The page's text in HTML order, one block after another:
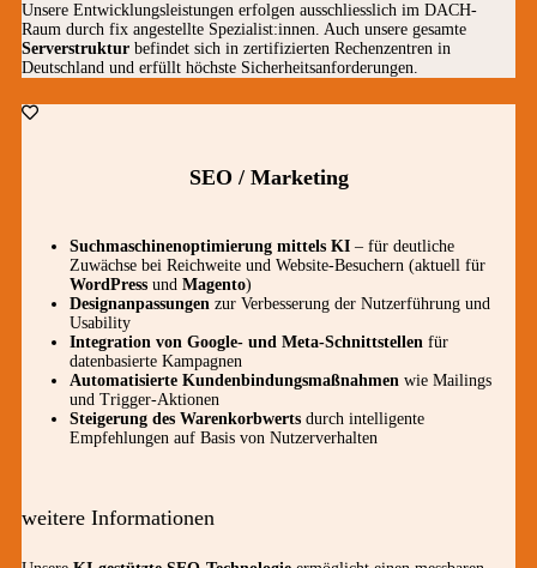
Unsere Entwicklungsleistungen erfolgen ausschliesslich im DACH-
Raum durch fix angestellte Spezialist:innen. Auch unsere gesamte
Serverstruktur befindet sich in zertifizierten Rechenzentren in
Deutschland und erfüllt höchste Sicherheitsanforderungen.
SEO / Marketing
Suchmaschinenoptimierung mittels KI – für deutliche
Zuwächse bei Reichweite und Website-Besuchern (aktuell für
WordPress und Magento)
Designanpassungen zur Verbesserung der Nutzerführung und
Usability
Integration von Google- und Meta-Schnittstellen für
datenbasierte Kampagnen
Automatisierte Kundenbindungsmaßnahmen wie Mailings
und Trigger-Aktionen
Steigerung des Warenkorbwerts durch intelligente
Empfehlungen auf Basis von Nutzerverhalten
weitere Informationen